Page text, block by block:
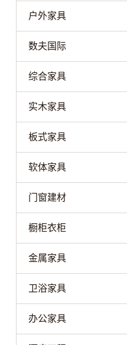
户外家具
数夫国际
综合家具
实木家具
板式家具
软体家具
门窗建材
橱柜衣柜
金属家具
卫浴家具
办公家具